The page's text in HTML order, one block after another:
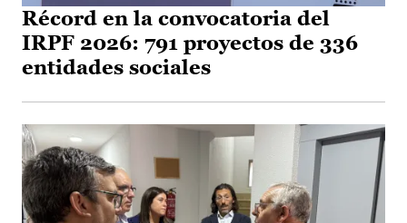
Récord en la convocatoria del
IRPF 2026: 791 proyectos de 336
entidades sociales